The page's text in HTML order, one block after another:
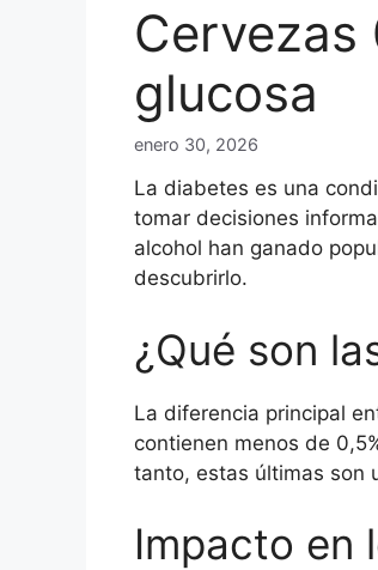
Cervezas
glucosa
enero 30, 2026
La diabetes es una
tomar decisiones
alcohol han ganado
descubrirlo.
¿Qué son
La diferencia principal
contienen menos de
tanto, estas últimas son
Impacto en